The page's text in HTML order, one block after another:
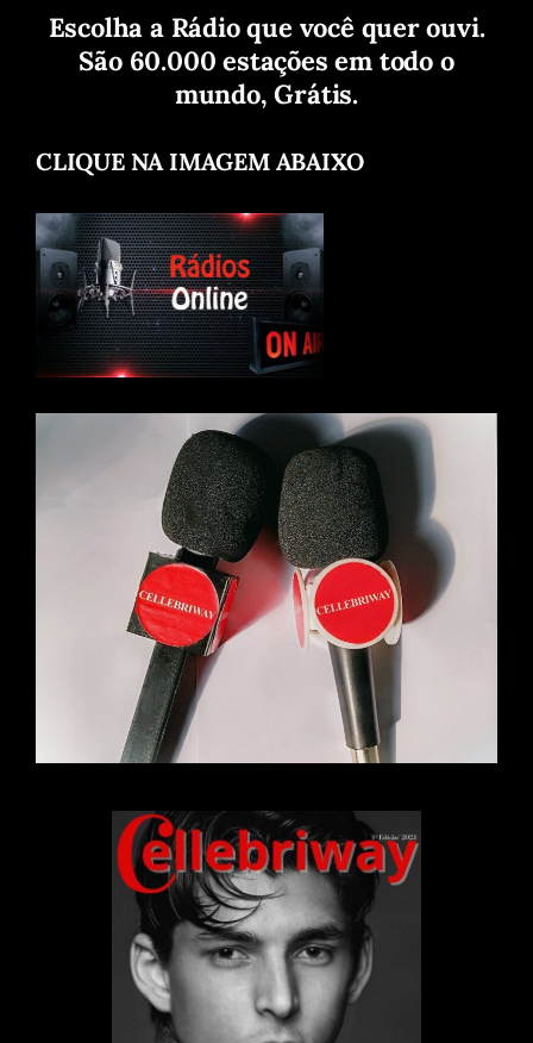
Escolha a Rádio que você quer ouvi.
São 60.000 estações em todo o
mundo, Grátis.
CLIQUE NA IMAGEM ABAIXO